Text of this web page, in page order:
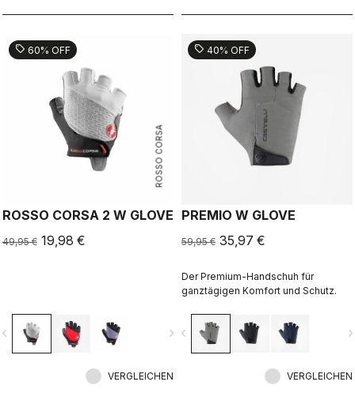
ROSSO CORSA
sell 60% OFF
ROSSO CORSA 2 W GLOVE
49,95 € 19,98 €
navigate_next
VERGLEICHEN
sell 40% OFF
PREMIO W GLOVE
59,95 € 35,97 €
Der Premium-Handschuh für
ganztägigen Komfort und Schutz.
navigate_before
VERGLEICHEN